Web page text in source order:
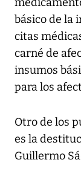
básico de la
citas
carné de
insumos
para los
Otro de los
es la
Guillermo